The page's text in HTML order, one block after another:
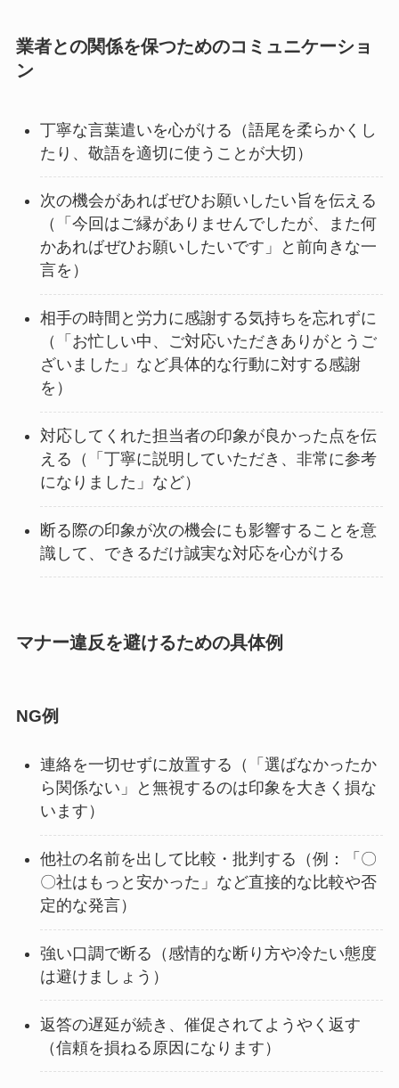
業者との関係を保つためのコミュニケーショ
ン
丁寧な言葉遣いを心がける（語尾を柔らかくし
たり、敬語を適切に使うことが大切）
次の機会があればぜひお願いしたい旨を伝える
（「今回はご縁がありませんでしたが、また何
かあればぜひお願いしたいです」と前向きな一
言を）
相手の時間と労力に感謝する気持ちを忘れずに
（「お忙しい中、ご対応いただきありがとうご
ざいました」など具体的な行動に対する感謝
を）
対応してくれた担当者の印象が良かった点を伝
える（「丁寧に説明していただき、非常に参考
になりました」など）
断る際の印象が次の機会にも影響することを意
識して、できるだけ誠実な対応を心がける
マナー違反を避けるための具体例
NG例
連絡を一切せずに放置する（「選ばなかったか
ら関係ない」と無視するのは印象を大きく損な
います）
他社の名前を出して比較・批判する（例：「〇
〇社はもっと安かった」など直接的な比較や否
定的な発言）
強い口調で断る（感情的な断り方や冷たい態度
は避けましょう）
返答の遅延が続き、催促されてようやく返す
（信頼を損ねる原因になります）